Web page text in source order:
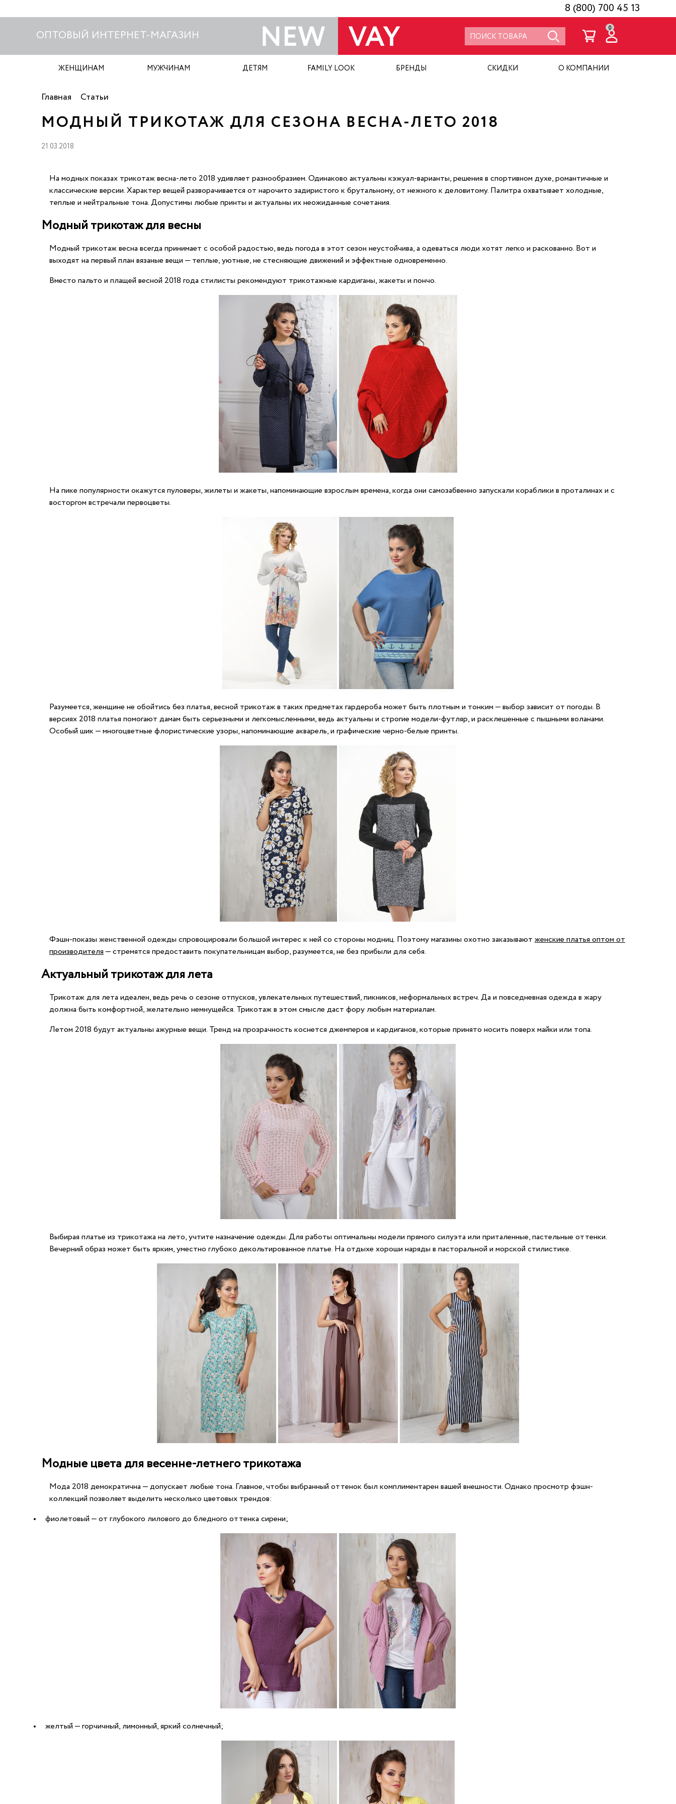
8 (800) 700 45 13
ОПТОВЫЙ ИНТЕРНЕТ-МАГАЗИН
0
ЖЕНЩИНАМ МУЖЧИНАМ ДЕТЯМ FAMILY LOOK БРЕНДЫ СКИДКИ О КОМПАНИИ
Главная Статьи
МОДНЫЙ ТРИКОТАЖ ДЛЯ СЕЗОНА ВЕСНА-ЛЕТО 2018
21.03.2018
На модных показах трикотаж весна-лето 2018 удивляет разнообразием. Одинаково актуальны кэжуал-варианты, решения в спортивном духе, романтичные и
классические версии. Характер вещей разворачивается от нарочито задиристого к брутальному, от нежного к деловитому. Палитра охватывает холодные,
теплые и нейтральные тона. Допустимы любые принты и актуальны их неожиданные сочетания.
Модный трикотаж для весны
Модный трикотаж весна всегда принимает с особой радостью, ведь погода в этот сезон неустойчива, а одеваться люди хотят легко и раскованно. Вот и
выходят на первый план вязаные вещи — теплые, уютные, не стесняющие движений и эффектные одновременно.
Вместо пальто и плащей весной 2018 года стилисты рекомендуют трикотажные кардиганы, жакеты и пончо.
На пике популярности окажутся пуловеры, жилеты и жакеты, напоминающие взрослым времена, когда они самозабвенно запускали кораблики в проталинах и с
восторгом встречали первоцветы.
Разумеется, женщине не обойтись без платья, весной трикотаж в таких предметах гардероба может быть плотным и тонким — выбор зависит от погоды. В
версиях 2018 платья помогают дамам быть серьезными и легкомысленными, ведь актуальны и строгие модели-футляр, и расклешенные с пышными воланами.
Особый шик — многоцветные флористические узоры, напоминающие акварель, и графические черно-белые принты.
Фэшн-показы женственной одежды спровоцировали большой интерес к ней со стороны модниц. Поэтому магазины охотно заказывают женские платья оптом от
производителя — стремятся предоставить покупательницам выбор, разумеется, не без прибыли для себя.
Актуальный трикотаж для лета
Трикотаж для лета идеален, ведь речь о сезоне отпусков, увлекательных путешествий, пикников, неформальных встреч. Да и повседневная одежда в жару
должна быть комфортной, желательно немнущейся. Трикотаж в этом смысле даст фору любым материалам.
Летом 2018 будут актуальны ажурные вещи. Тренд на прозрачность коснется джемперов и кардиганов, которые принято носить поверх майки или топа.
Выбирая платье из трикотажа на лето, учтите назначение одежды. Для работы оптимальны модели прямого силуэта или приталенные, пастельные оттенки.
Вечерний образ может быть ярким, уместно глубоко декольтированное платье. На отдыхе хороши наряды в пасторальной и морской стилистике.
Модные цвета для весенне-летнего трикотажа
Мода 2018 демократична — допускает любые тона. Главное, чтобы выбранный оттенок был комплиментарен вашей внешности. Однако просмотр фэшн-
коллекций позволяет выделить несколько цветовых трендов:
фиолетовый — от глубокого лилового до бледного оттенка сирени;
желтый — горчичный, лимонный, яркий солнечный;